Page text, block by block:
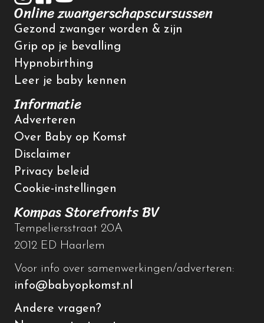
Online zwangerschapscursussen
Gezond zwanger worden & zijn
Grip op je bevalling
Hypnobirthing
Leer je baby kennen
Informatie
Adverteren
Over Baby op Komst
Disclaimer
Privacy beleid
Cookie-instellingen
Kompas Storefronts BV
Tempeliersstraat 20A
2012 ED Haarlem
Voor info over samenwerkingen/adverteren:
info@babyopkomst.nl
Andere vragen?